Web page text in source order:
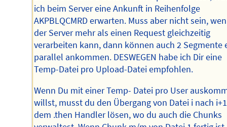
ich beim Server eine Ankunft in Reihenfolge
AKPBLQCMRD erwarten. Muss aber nicht sein,
der Server mehr als einen Request gleichzeitig
verarbeiten kann, dann können auch 2 Segmente
parallel ankommen. DESWEGEN habe ich Dir eine
Temp-Datei pro Upload-Datei empfohlen.
Wenn Du mit einer Temp- Datei pro User
willst, musst du den Übergang von Datei i nach
dem .then Handler lösen, wo du auch die Chunks